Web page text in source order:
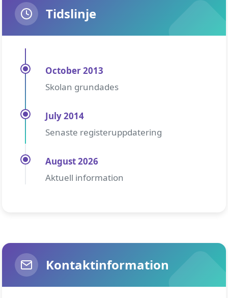
Tidslinje
October 2013
Skolan grundades
July 2014
Senaste registeruppdatering
August 2026
Aktuell information
Kontaktinformation